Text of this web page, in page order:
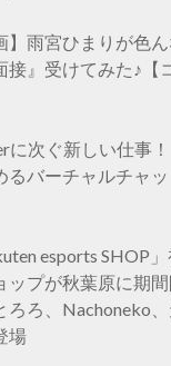
】雨宮ひまりが色
接』受けてみた♪【
に次ぐ新しい仕事！
るバーチャルチャ
esports SHOP
ップが秋葉原に期
ろろ、Nachoneko
場